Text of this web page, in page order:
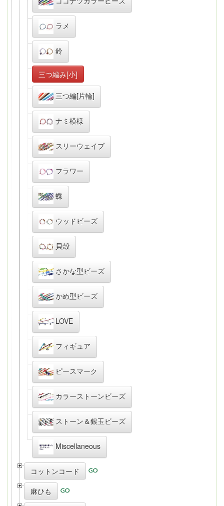
ラメ
鈴
三つ編み[小]
三つ編[片輪]
ナミ模様
スリーウェイブ
フラワー
蝶
ウッドビーズ
貝殻
さかな型ビーズ
かめ型ビーズ
LOVE
フィギュア
ピースマーク
カラーストーンビーズ
ストーン＆銀玉ビーズ
Miscellaneous
コットンコード
麻ひも